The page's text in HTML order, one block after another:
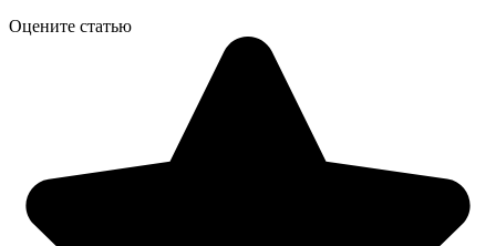
Оцените статью